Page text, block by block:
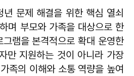
년 문제 해결을 위한 핵심 열쇠
며 부모와 가족을 대상으로 한
그램을 본격적으로 확대 운영한
만 지원하는 것이 아니라 가장
족의 이해와 소통 역량을 높여